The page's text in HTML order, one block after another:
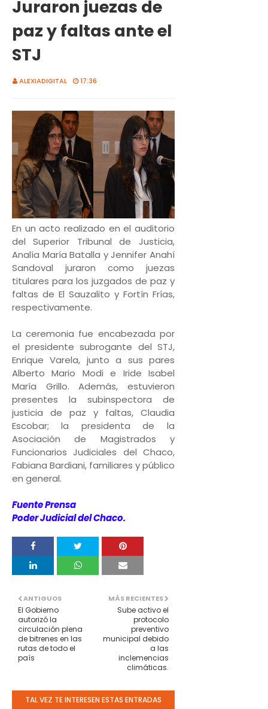
Juraron juezas de
paz y faltas ante el
STJ
ALEXIADIGITAL 17:36
En un acto realizado en el auditorio
del Superior Tribunal de Justicia,
Analía María Batalla y Jennifer Anahí
Sandoval juraron como juezas
titulares para los juzgados de paz y
faltas de El Sauzalito y Fortín Frías,
respectivamente.
La ceremonia fue encabezada por
el presidente subrogante del STJ,
Enrique Varela, junto a sus pares
Alberto Mario Modi e Iride Isabel
María Grillo. Además, estuvieron
presentes la subinspectora de
justicia de paz y faltas, Claudia
Escobar; la presidenta de la
Asociación de Magistrados y
Funcionarios Judiciales del Chaco,
Fabiana Bardiani, familiares y público
en general.
Fuente Prensa
Poder Judicial del Chaco.
MÁS RECIENTES
Sube activo el
protocolo
preventivo
municipal debido
a las
inclemencias
climáticas.
ANTIGUOS
El Gobierno
autorizó la
circulación plena
de bitrenes en las
rutas de todo el
país
TAL VEZ TE INTERESEN ESTAS ENTRADAS